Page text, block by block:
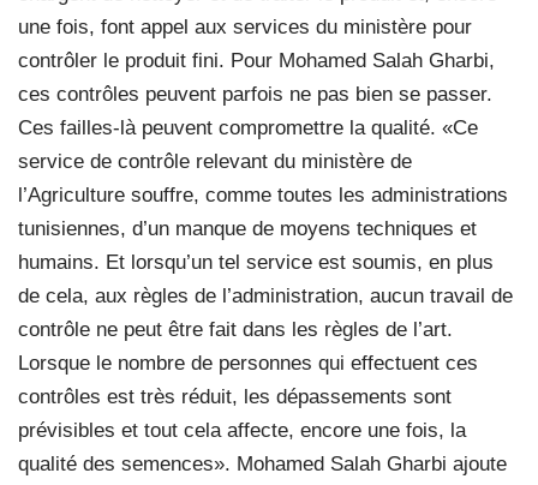
une fois, font appel aux services du ministère pour
contrôler le produit fini. Pour Mohamed Salah Gharbi,
ces contrôles peuvent parfois ne pas bien se passer.
Ces failles-là peuvent compromettre la qualité. «Ce
service de contrôle relevant du ministère de
l’Agriculture souffre, comme toutes les administrations
tunisiennes, d’un manque de moyens techniques et
humains. Et lorsqu’un tel service est soumis, en plus
de cela, aux règles de l’administration, aucun travail de
contrôle ne peut être fait dans les règles de l’art.
Lorsque le nombre de personnes qui effectuent ces
contrôles est très réduit, les dépassements sont
prévisibles et tout cela affecte, encore une fois, la
qualité des semences». Mohamed Salah Gharbi ajoute